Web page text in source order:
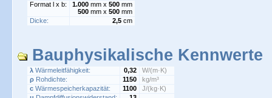
Format l x b: 1.000 mm x 500 mm
500 mm x 500 mm
Dicke:
2,5 cm
Bauphysikalische Kennwerte
λ Wärmeleitfähigkeit: 0,32
W/(m·K)
ρ Rohdichte: 1150
kg/m³
c Wärmespeicherkapazität: 1100
J/(kg·K)